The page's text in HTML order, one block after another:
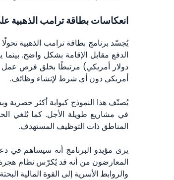
انعكاسات بطاقة ترامب الذهبية
أمريكي دون أي شرط لإنشاء وظائف.
يُصنّف هذا النموذج كبوابة أكثر حصرية
المناطق ذات التوظيف المستهدف.
يرى مؤيدو البرنامج أنه سيساهم في
المعارضون من أنه قد يُكرّس نظام هجرة
والروابط الأسرية إلى القوة المالية